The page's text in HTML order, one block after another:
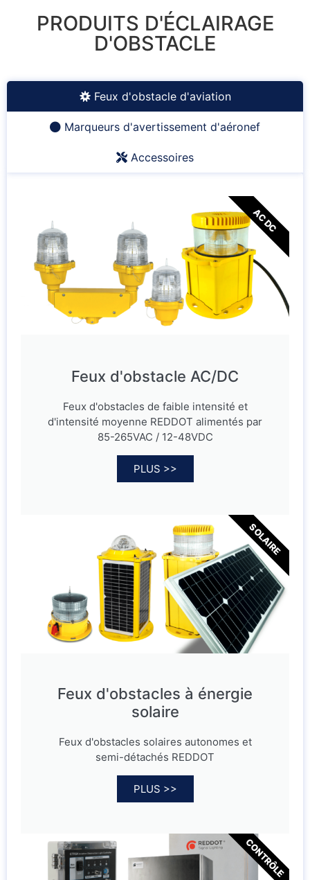
PRODUITS D'ÉCLAIRAGE
D'OBSTACLE
Feux d'obstacle d'aviation
Marqueurs d'avertissement d'aéronef
Accessoires
Feux d'obstacle AC/DC
Feux d'obstacles de faible intensité et
d'intensité moyenne REDDOT alimentés par
85-265VAC / 12-48VDC
PLUS >>
AC DC
Feux d'obstacles à énergie
solaire
Feux d'obstacles solaires autonomes et
semi-détachés REDDOT
PLUS >>
SOLAIRE
CONTRÔLE